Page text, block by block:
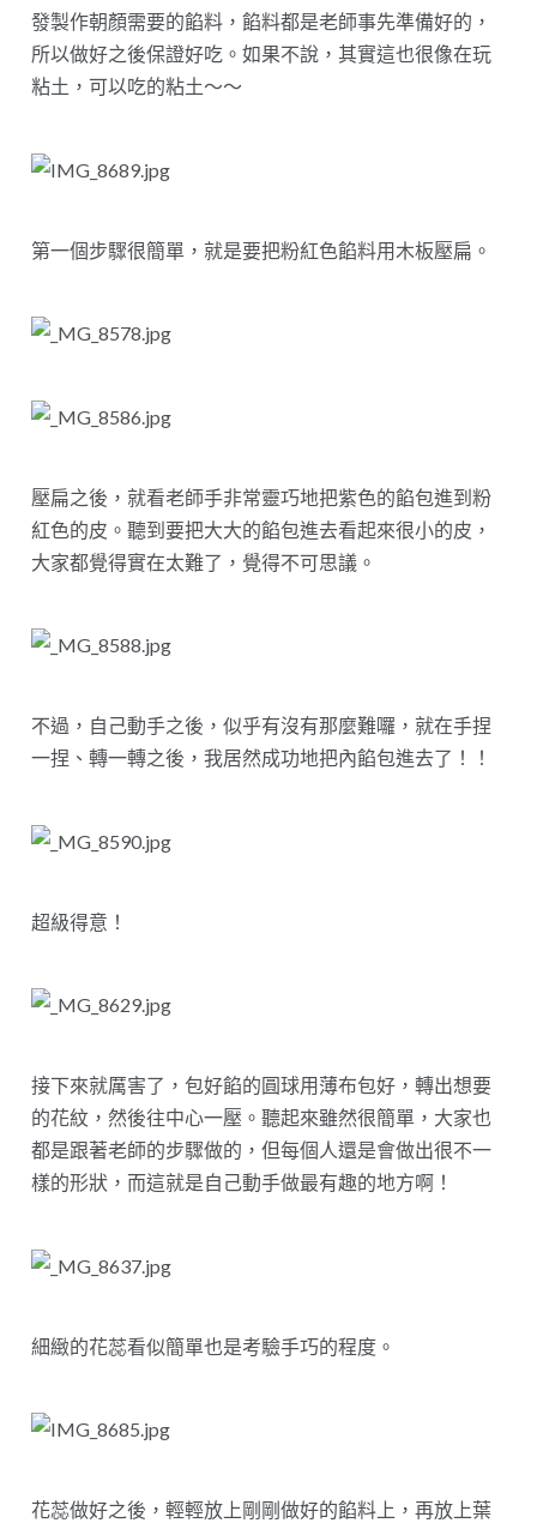
發製作朝顏需要的餡料，餡料都是老師事先準備好的，
所以做好之後保證好吃。如果不說，其實這也很像在玩
粘土，可以吃的粘土～～
第一個步驟很簡單，就是要把粉紅色餡料用木板壓扁。
壓扁之後，就看老師手非常靈巧地把紫色的餡包進到粉
紅色的皮。聽到要把大大的餡包進去看起來很小的皮，
大家都覺得實在太難了，覺得不可思議。
不過，自己動手之後，似乎有沒有那麼難囉，就在手捏
一捏、轉一轉之後，我居然成功地把內餡包進去了！！
超級得意！
接下來就厲害了，包好餡的圓球用薄布包好，轉出想要
的花紋，然後往中心一壓。聽起來雖然很簡單，大家也
都是跟著老師的步驟做的，但每個人還是會做出很不一
樣的形狀，而這就是自己動手做最有趣的地方啊！
細緻的花蕊看似簡單也是考驗手巧的程度。
花蕊做好之後，輕輕放上剛剛做好的餡料上，再放上葉